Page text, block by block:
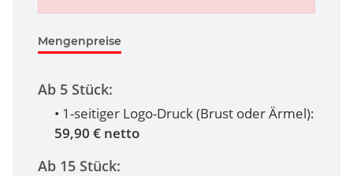
Mengenpreise
Ab 5 Stück:
• 1-seitiger Logo-Druck (Brust oder Ärmel):
59,90 € netto
Ab 15 Stück: